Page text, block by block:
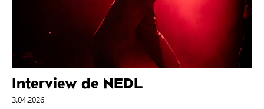
Interview de NEDL
3.04.2026